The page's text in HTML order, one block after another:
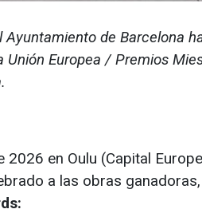
de Barcelona
Europea / Premios
en Oulu (Capital
a las obras